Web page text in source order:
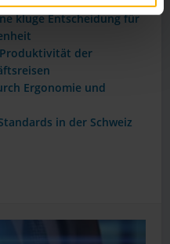
kluge Entscheidung für
der
Ergonomie und
in der Schweiz